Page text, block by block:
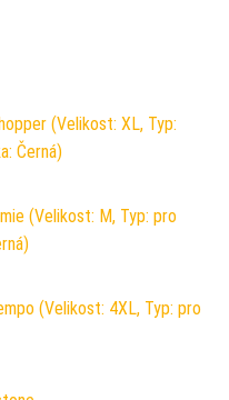
(Velikost: XL, Typ:
Černá)
(Velikost: M, Typ: pro
(Velikost: 4XL, Typ: pro